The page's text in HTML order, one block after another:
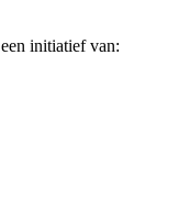
initiatief van: